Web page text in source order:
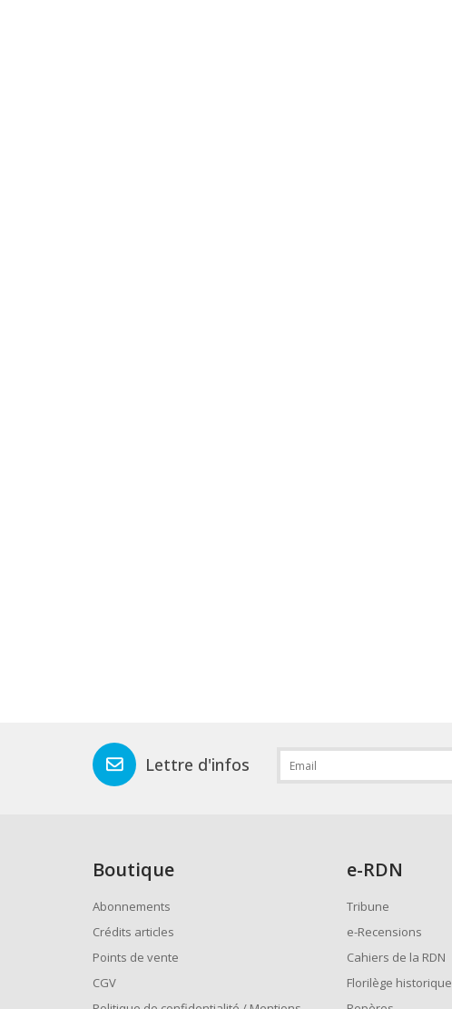
Lettre d'infos
Boutique
Abonnements
Crédits articles
Points de vente
CGV
e-RDN
Tribune
e-Recensions
Cahiers de la RDN
Florilège historique